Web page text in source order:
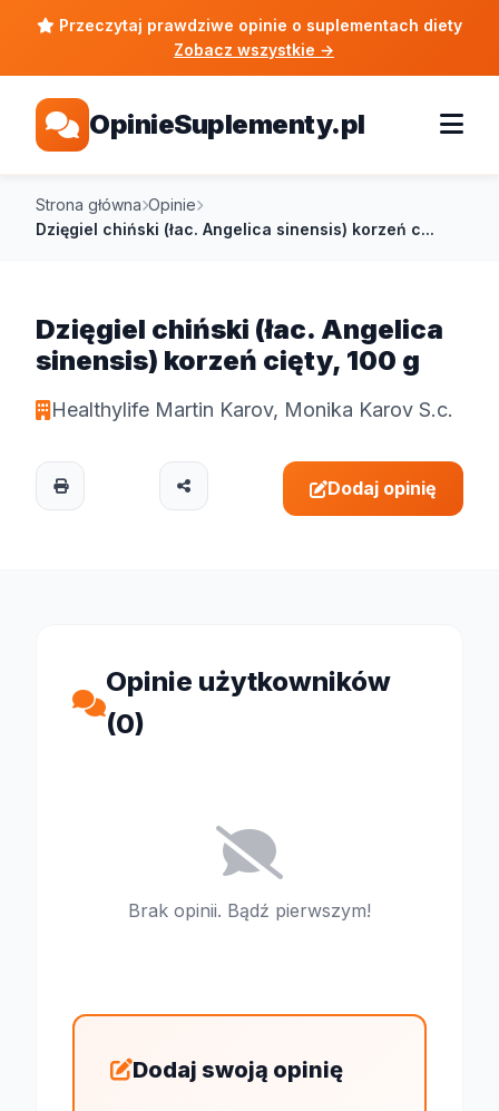
Przeczytaj prawdziwe opinie o suplementach diety
Zobacz wszystkie →
OpinieSuplementy.pl
Strona główna Opinie
Dzięgiel chiński (łac. Angelica sinensis) korzeń c...
Dzięgiel chiński (łac. Angelica
sinensis) korzeń cięty, 100 g
Healthylife Martin Karov, Monika Karov S.c.
Dodaj opinię
Opinie użytkowników
(0)
Brak opinii. Bądź pierwszym!
Dodaj swoją opinię